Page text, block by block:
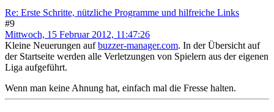
Re: Erste Schritte, nützliche Programme und hilfreiche Links
#9
Mittwoch, 15 Februar 2012, 11:47:26
Kleine Neuerungen aufbuzzer-manager.com. In der Übersicht auf
der Startseite werden alle Verletzungen von Spielern aus der eigenen
Liga aufgeführt.
Wenn man keine Ahnung hat, einfach mal die Fresse halten.